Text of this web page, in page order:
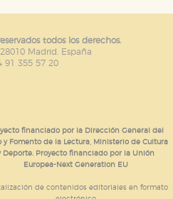
todos los derechos.
Madrid. España
91 355 57 20
financiado por la Dirección General del
y Fomento de la Lectura, Ministerio de Cultura
Deporte. Proyecto financiado por la Unión
Europea-Next Generation EU
de contenidos editoriales en formato